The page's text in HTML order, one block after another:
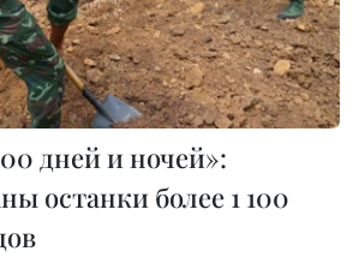
дней и ночей»:
останки более 1 100